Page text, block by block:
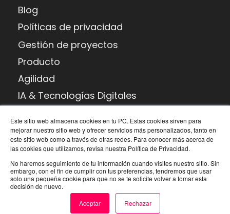
Este sitio web almacena cookies en tu PC. Estas cookies sirven para
mejorar nuestro sitio web y ofrecer servicios más personalizados, tanto en
este sitio web como a través de otras redes. Para conocer más acerca de
las cookies que utilizamos, revisa nuestra Política de Privacidad.
No haremos seguimiento de tu información cuando visites nuestro sitio. Sin
embargo, con el fin de cumplir con tus preferencias, tendremos que usar
solo una pequeña cookie para que no se te solicite volver a tomar esta
decisión de nuevo.
Aceptar
Rechazar
Blog
Políticas de privacidad
Gestión de proyectos
Producto
Agilidad
IA & Tecnologías Digitales
Transformación digital
Argentina
T: +54
(0351) 326
Operamos
en el
mundo